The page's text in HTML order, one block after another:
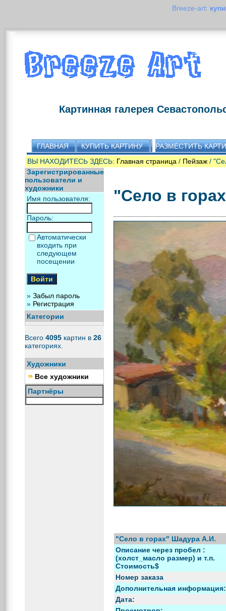
Breeze-art:
Картинная галерея
ГЛАВНАЯ КУПИТЬ КАРТИНУ
РАЗМЕСТИТЬ
ВЫ НАХОДИТЕСЬ ЗДЕСЬ: Главная страница / Пейзаж /
Зарегистрированные
пользователи и
художники
Имя пользователя:
Пароль:
Автоматически
входить при
следующем
посещении
» Забыл пароль
» Регистрация
Категории
Всего 4095 картин в 26
категориях.
Художники
Все художники
Партнёры
"Село в
"Село в горах" Шадура А.И.
Описание через пробел :
(холст_масло размер) и т.п.
Стоимость$
Номер заказа
Дополнительная информация:
Дата: